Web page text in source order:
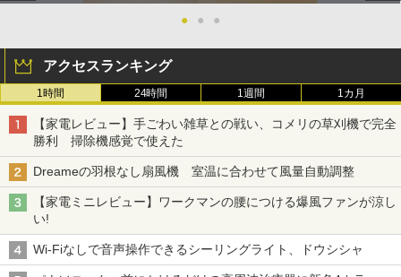
● ● ●
アクセスランキング
1時間 24時間 1週間 1カ月
【家電レビュー】手ごわい雑草との戦い、コメリの草刈機で完全
勝利 掃除機感覚で使えた
Dreameの羽根なし扇風機 室温に合わせて風量自動調整
【家電ミニレビュー】ワークマンの腰につける爆風ファンが涼し
い!
Wi-Fiなしで音声操作できるシーリングライト、ドウシシャ